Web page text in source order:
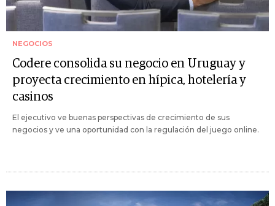
NEGOCIOS
Codere consolida su negocio en Uruguay y
proyecta crecimiento en hípica, hotelería y
casinos
El ejecutivo ve buenas perspectivas de crecimiento de sus
negocios y ve una oportunidad con la regulación del juego online.